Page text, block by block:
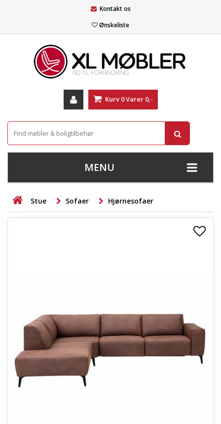
Kontakt os
Ønskeliste
Kurv 0Varer 0,-
MENU
+
STUE
+
+
LAMPER
+
ENTREMØBLER
+
HAVEMØBLER
OUTLET
Stue Sofaer Hjørnesofaer